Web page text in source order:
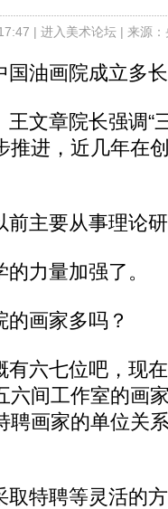
| 进入美术论坛| 来源
油画院成立多
文章院长强调“
推进，近几年在
主要从事理论
力量加强了。
画家多吗？
六七位吧，现在
六间工作室的画
聘画家的单位关
特聘等灵活的方